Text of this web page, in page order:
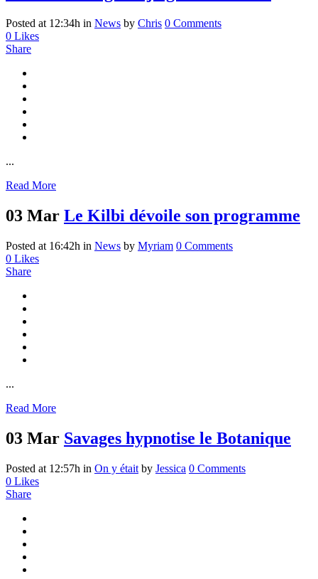
Posted at 12:34h in News by Chris 0 Comments
0 Likes
Share
...
Read More
03 Mar Le Kilbi dévoile son programme
Posted at 16:42h in News by Myriam 0 Comments
0 Likes
Share
...
Read More
03 Mar Savages hypnotise le Botanique
Posted at 12:57h in On y était by Jessica 0 Comments
0 Likes
Share